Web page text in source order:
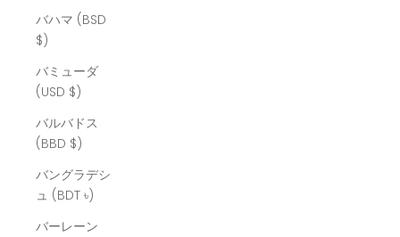
バハマ (BSD
$)
バミューダ
(USD $)
バルバドス
(BBD $)
バングラデシ
ュ (BDT ৳)
バーレーン